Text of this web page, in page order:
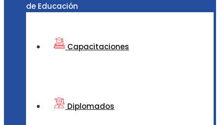
de Educación
Capacitaciones
Diplomados